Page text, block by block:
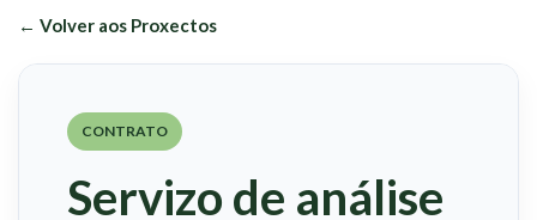
← Volver aos Proxectos
CONTRATO
Servizo de análise